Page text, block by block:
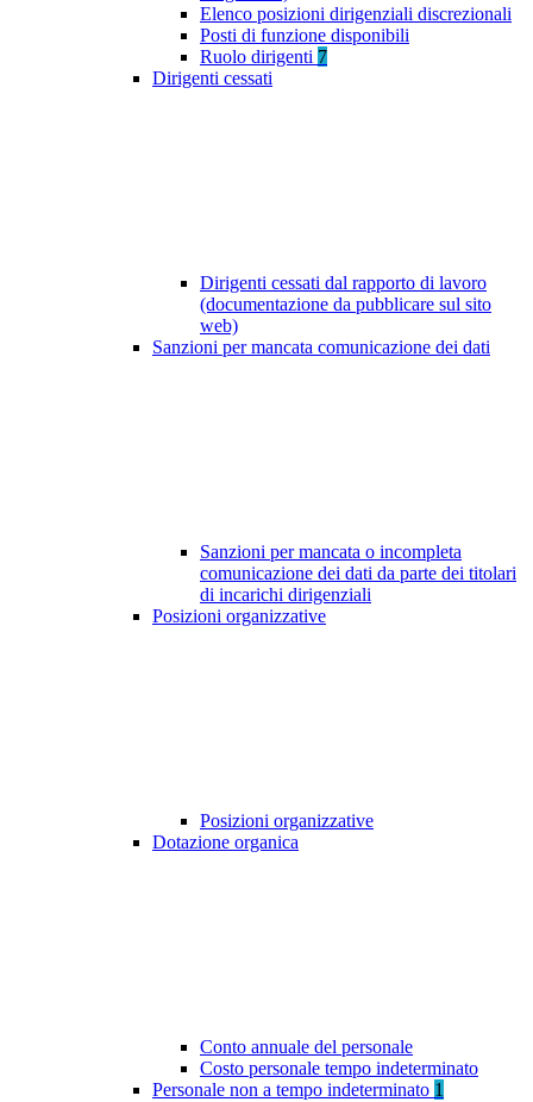
Elenco posizioni dirigenziali discrezionali
Posti di funzione disponibili
Ruolo dirigenti 7
Dirigenti cessati
Dirigenti cessati dal rapporto di lavoro
(documentazione da pubblicare sul sito
web)
Sanzioni per mancata comunicazione dei dati
Sanzioni per mancata o incompleta
comunicazione dei dati da parte dei titolari
di incarichi dirigenziali
Posizioni organizzative
Posizioni organizzative
Dotazione organica
Conto annuale del personale
Costo personale tempo indeterminato
Personale non a tempo indeterminato 1